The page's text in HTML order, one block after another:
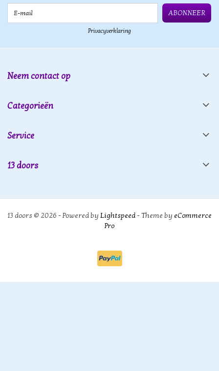
ABONNEER
Privacyverklaring
Neem contact op
Categorieën
Service
13 doors
13 doors © 2026 - Powered by Lightspeed- Theme by eCommerce
Pro